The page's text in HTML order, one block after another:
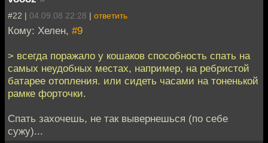
#22 | 04.09.08 22:28 | ответить
Кому: Хелен, #9
> всегда поражало у кошаков способность спать на
самых неудобных местах, например, на ребристой
батарее отопления. или сидеть часами на тоненькой
рамке форточки.
Спать захочешь, не так вывернешься (по себе
сужу)...